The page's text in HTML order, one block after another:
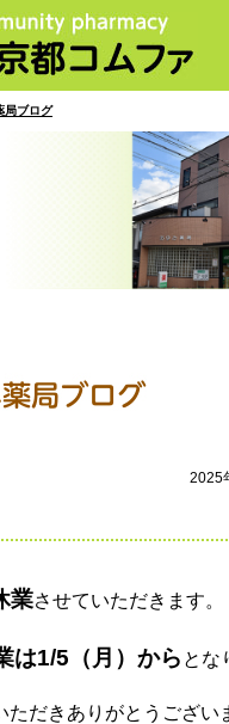
局ブログ
2025
業させていただきます。
は1/5（月）から とな
だきありがとうござい